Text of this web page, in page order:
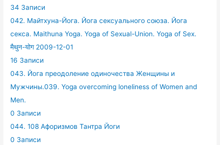
34 Записи
042. Майтхуна-Йога. Йога сексуального союза. Йога
секса. Maithuna Yoga. Yoga of Sexual-Union. Yoga of Sex.
मैथुन-योग 2009-12-01
16 Записи
043. Йога преодоление одиночества Женщины и
Мужчины.039. Yoga overcoming loneliness of Women and
Men.
0 Записи
044. 108 Афоризмов Тантра Йоги
0 Записи